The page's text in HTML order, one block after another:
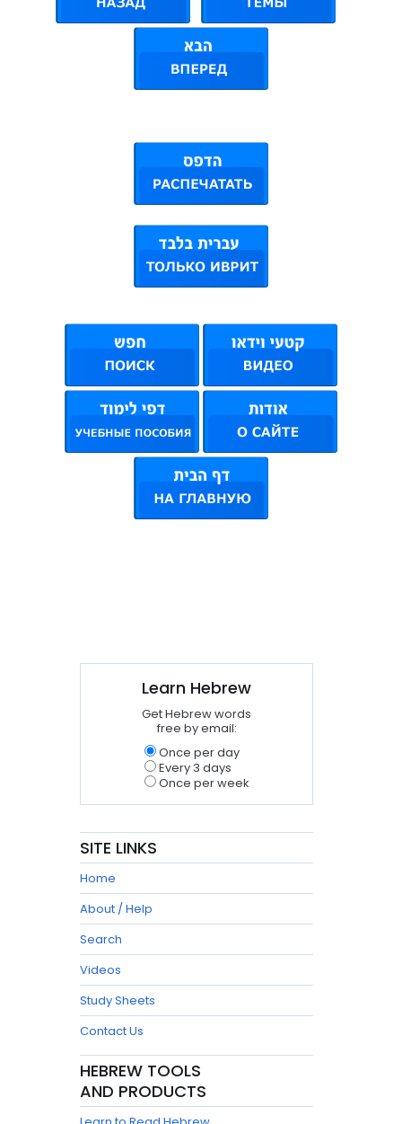
Learn Hebrew
Get Hebrew words
free by email:
Once per day
Every 3 days
Once per week
SITE LINKS
Home
About / Help
Search
Videos
Study Sheets
Contact Us
HEBREW TOOLS
AND PRODUCTS